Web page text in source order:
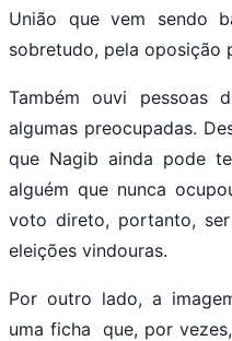
União que vem sendo
sobretudo, pela oposição
Também ouvi pessoas
algumas preocupadas.
que Nagib ainda pode
alguém que nunca
voto direto, portanto,
eleições vindouras.
Por outro lado, a
uma ficha que, por